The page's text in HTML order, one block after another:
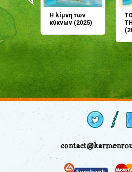
Η λίμνη των
κύκνων (2025)